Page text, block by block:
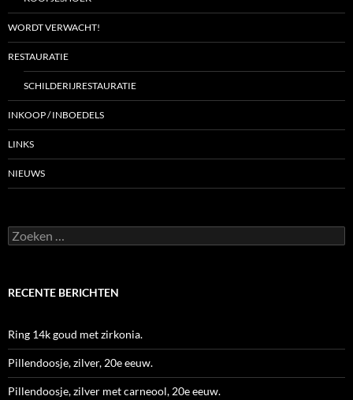
WORDT VERWACHT!
RESTAURATIE
SCHILDERIJRESTAURATIE
INKOOP / INBOEDELS
LINKS
NIEUWS
Zoeken
naar:
RECENTE BERICHTEN
Ring 14k goud met zirkonia.
Pillendoosje, zilver, 20e eeuw.
Pillendoosje, zilver met carneool, 20e eeuw.